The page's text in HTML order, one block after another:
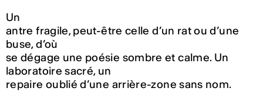
Un
antre fragile, peut-être celle d’un rat ou d’une
buse, d’où
se dégage une poésie sombre et calme. Un
laboratoire sacré, un
repaire oublié d’une arrière-zone sans nom.